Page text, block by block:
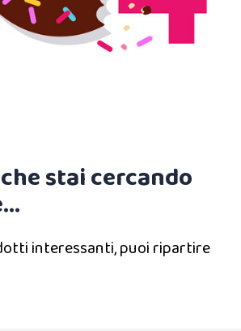
stai cercando
interessanti, puoi ripartire